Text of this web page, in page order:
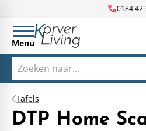
call0184 42
Menu
Tafels
DTP Home